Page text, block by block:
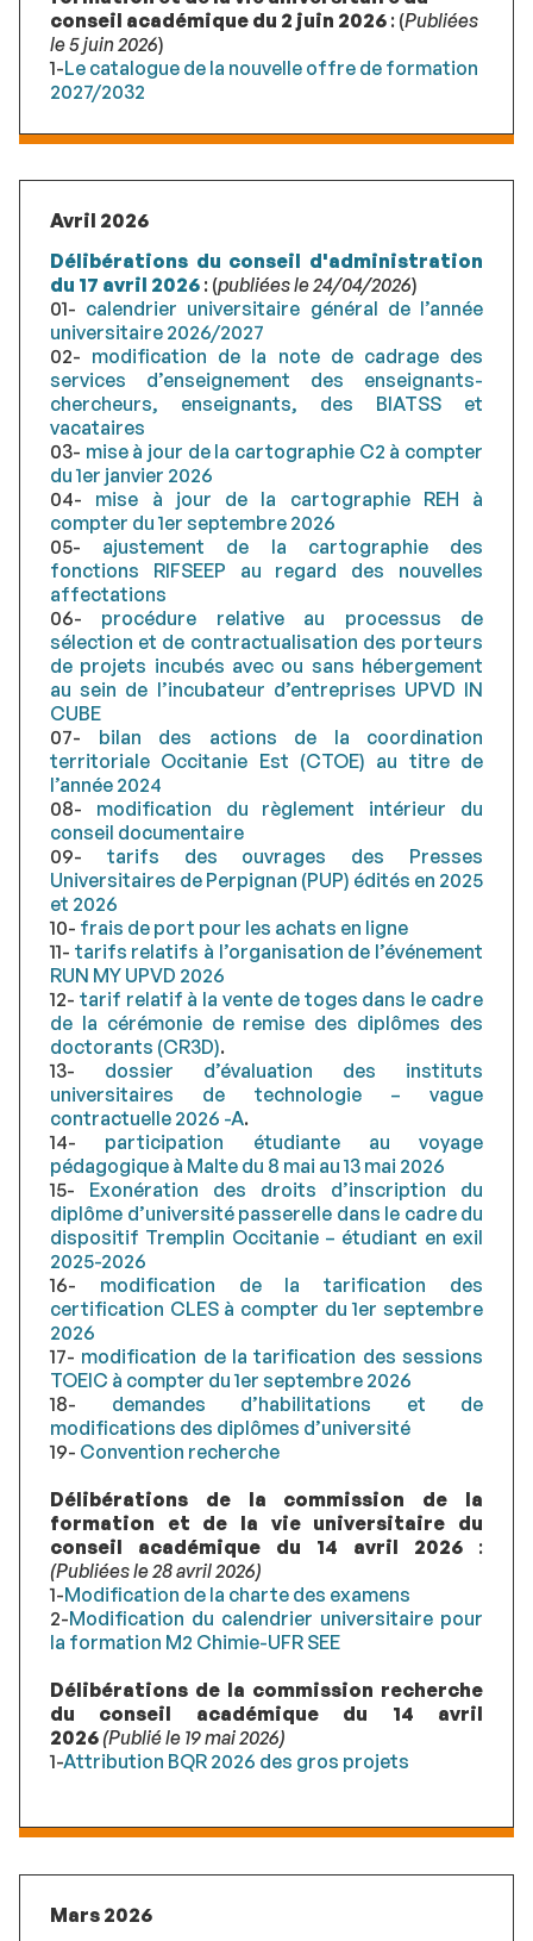
conseil académique du 2 juin 2026 : (Publiées
le 5 juin 2026)
1-Le catalogue de la nouvelle offre de formation
2027/2032
Avril 2026
Délibérations du conseil d'administration
du 17 avril 2026 : (publiées le 24/04/2026)
01- calendrier universitaire général de l’année
universitaire 2026/2027
02- modification de la note de cadrage des
services d’enseignement des enseignants-
chercheurs, enseignants, des BIATSS et
vacataires
03- mise à jour de la cartographie C2 à compter
du 1er janvier 2026
04- mise à jour de la cartographie REH à
compter du 1er septembre 2026
05- ajustement de la cartographie des
fonctions RIFSEEP au regard des nouvelles
affectations
06- procédure relative au processus de
sélection et de contractualisation des porteurs
de projets incubés avec ou sans hébergement
au sein de l’incubateur d’entreprises UPVD IN
CUBE
07- bilan des actions de la coordination
territoriale Occitanie Est (CTOE) au titre de
l’année 2024
08- modification du règlement intérieur du
conseil documentaire
09- tarifs des ouvrages des Presses
Universitaires de Perpignan (PUP) édités en 2025
et 2026
10- frais de port pour les achats en ligne
11- tarifs relatifs à l’organisation de l’événement
RUN MY UPVD 2026
12- tarif relatif à la vente de toges dans le cadre
de la cérémonie de remise des diplômes des
doctorants (CR3D).
13- dossier d’évaluation des instituts
universitaires de technologie – vague
contractuelle 2026 -A.
14- participation étudiante au voyage
pédagogique à Malte du 8 mai au 13 mai 2026
15- Exonération des droits d’inscription du
diplôme d’université passerelle dans le cadre du
dispositif Tremplin Occitanie – étudiant en exil
2025-2026
16- modification de la tarification des
certification CLES à compter du 1er septembre
2026
17- modification de la tarification des sessions
TOEIC à compter du 1er septembre 2026
18- demandes d’habilitations et de
modifications des diplômes d’université
19- Convention recherche
Délibérations de la commission de la
formation et de la vie universitaire du
conseil académique du 14 avril 2026 :
(Publiées le 28 avril 2026)
1-Modification de la charte des examens
2-Modification du calendrier universitaire pour
la formation M2 Chimie-UFR SEE
Délibérations de la commission recherche
du conseil académique du 14 avril
2026(Publié le 19 mai 2026)
1-Attribution BQR 2026 des gros projets
Mars 2026